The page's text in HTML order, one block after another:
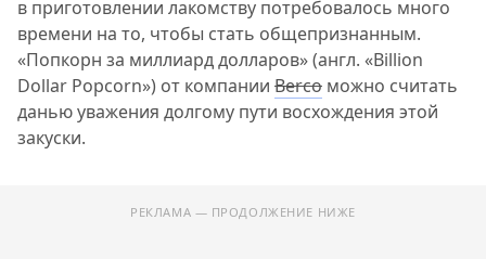
в приготовлении лакомству потребовалось много
времени на то, чтобы стать общепризнанным.
«Попкорн за миллиард долларов» (англ. «Billion
Dollar Popcorn») от компании Berco можно считать
данью уважения долгому пути восхождения этой
закуски.
РЕКЛАМА — ПРОДОЛЖЕНИЕ НИЖЕ